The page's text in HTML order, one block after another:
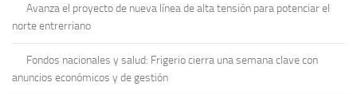
Avanza el proyecto de nueva línea de alta tensión para potenciar el
norte entrerriano
Fondos nacionales y salud: Frigerio cierra una semana clave con
anuncios económicos y de gestión